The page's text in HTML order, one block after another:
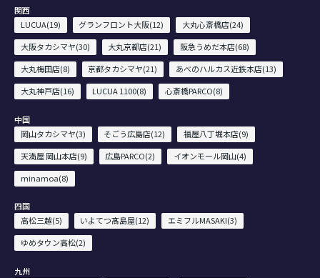
関西
LUCUA(19)
グランフロント大阪(12)
大丸心斎橋店(24)
大阪タカシマヤ(30)
大丸京都店(21)
阪急うめだ本店(68)
大丸梅田店(8)
京都タカシマヤ(21)
あべのハルカス近鉄本店(13)
大丸神戸店(16)
LUCUA 1100(8) 心斎橋PARCO(8)
中国
岡山タカシマヤ(3)
そごう広島店(12)
福屋八丁堀本店(9)
天満屋 岡山本店(9)
広島PARCO(2)
イオンモール岡山(4)
minamoa(8)
四国
高松三越(5)
いよてつ髙島屋(12)
エミフルMASAKI(3)
ゆめタウン高松(2)
九州